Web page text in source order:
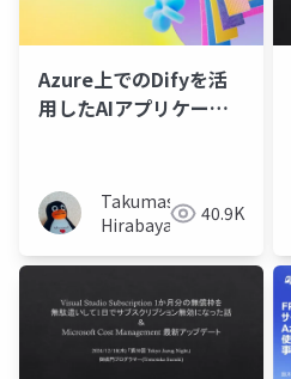
Azure上でのDifyを活
用したAIアプリケーシ
Takumasa
Hirabayashi 40.9K